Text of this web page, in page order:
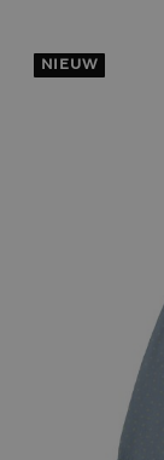
NIEUW